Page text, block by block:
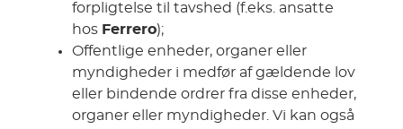
forpligtelse til tavshed (f.eks. ansatte
hos Ferrero);
Offentlige enheder, organer eller
myndigheder i medfør af gældende lov
eller bindende ordrer fra disse enheder,
organer eller myndigheder. Vi kan også